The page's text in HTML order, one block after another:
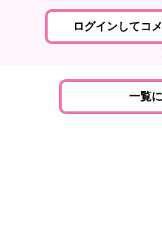
ログインしてコ
一覧